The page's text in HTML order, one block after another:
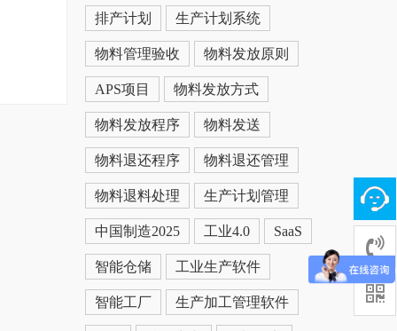
排产计划 生产计划系统
物料管理验收 物料发放原则
APS项目 物料发放方式
物料发放程序 物料发送
物料退还程序 物料退还管理
物料退料处理 生产计划管理
中国制造2025 工业4.0 SaaS
智能仓储 工业生产软件
智能工厂 生产加工管理软件